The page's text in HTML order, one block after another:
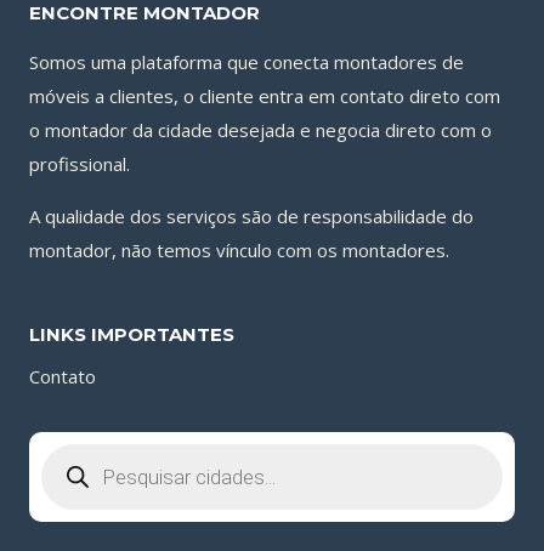
ENCONTRE MONTADOR
Somos uma plataforma que conecta montadores de
móveis a clientes, o cliente entra em contato direto com
o montador da cidade desejada e negocia direto com o
profissional.
A qualidade dos serviços são de responsabilidade do
montador, não temos vínculo com os montadores.
LINKS IMPORTANTES
Contato
produtos